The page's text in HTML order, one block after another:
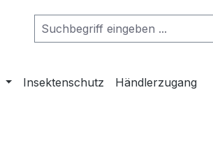
Insektenschutz Händlerzugang